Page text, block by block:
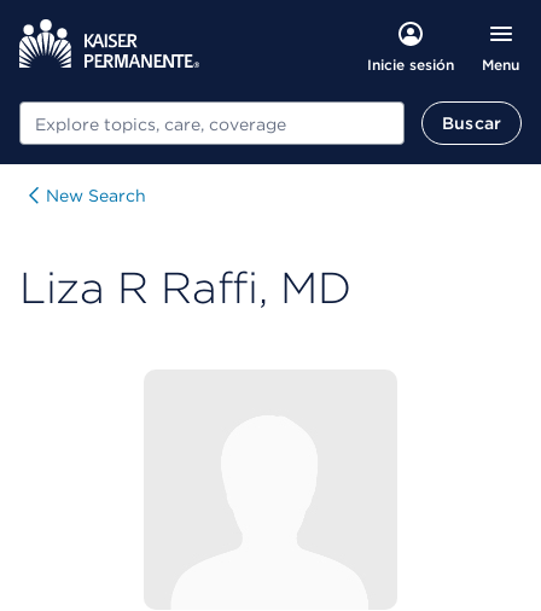
Inicie sesión Menu
Buscar Buscar
New Search
Liza R Raffi, MD